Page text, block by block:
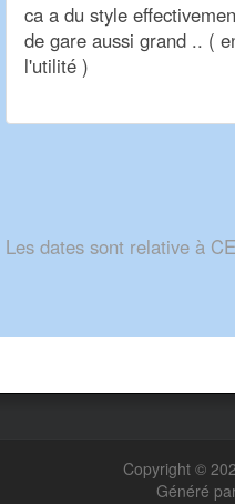
ca a du style
de gare aussi grand .. (
l'utilité )
Les dates sont relative à
Copyright ©
Généré